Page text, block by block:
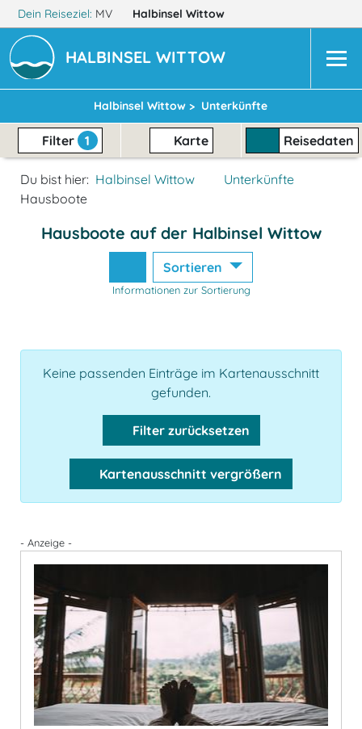
Dein Reiseziel: MV Halbinsel Wittow
HALBINSEL WITTOW
Halbinsel Wittow > Unterkünfte
Filter 1 Karte Reisedaten
Du bist hier: Halbinsel Wittow
Unterkünfte
Hausboote
Hausboote auf der Halbinsel Wittow
Sortieren
Informationen zur Sortierung
Keine passenden Einträge im Kartenausschnitt
gefunden.
Filter zurücksetzen
Kartenausschnitt vergrößern
- Anzeige -